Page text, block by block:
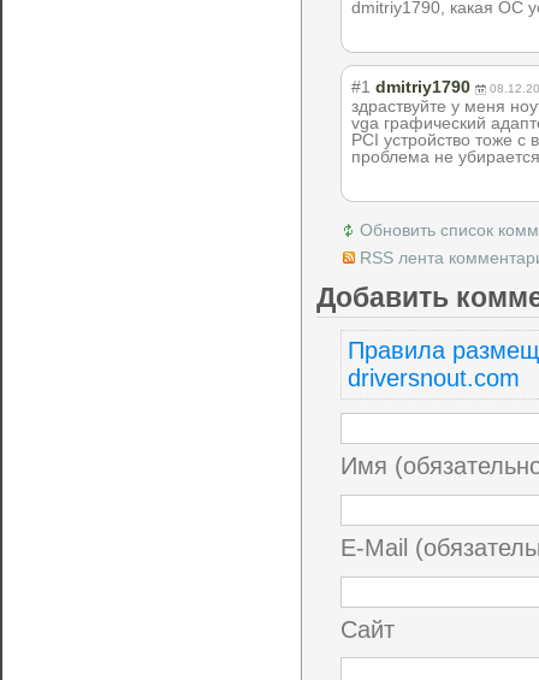
dmitriy1790, какая ОС
#1 dmitriy1790
здраствуйте у меня
vga графический
PCI устройство тоже
проблема не
Обновить список
RSS лента
Добавить
Правила
driversnout.com
Имя
E-Mail
Сайт